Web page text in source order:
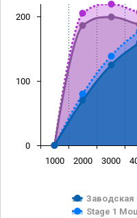
Stage 1
1000 2000 3000
0
100
200